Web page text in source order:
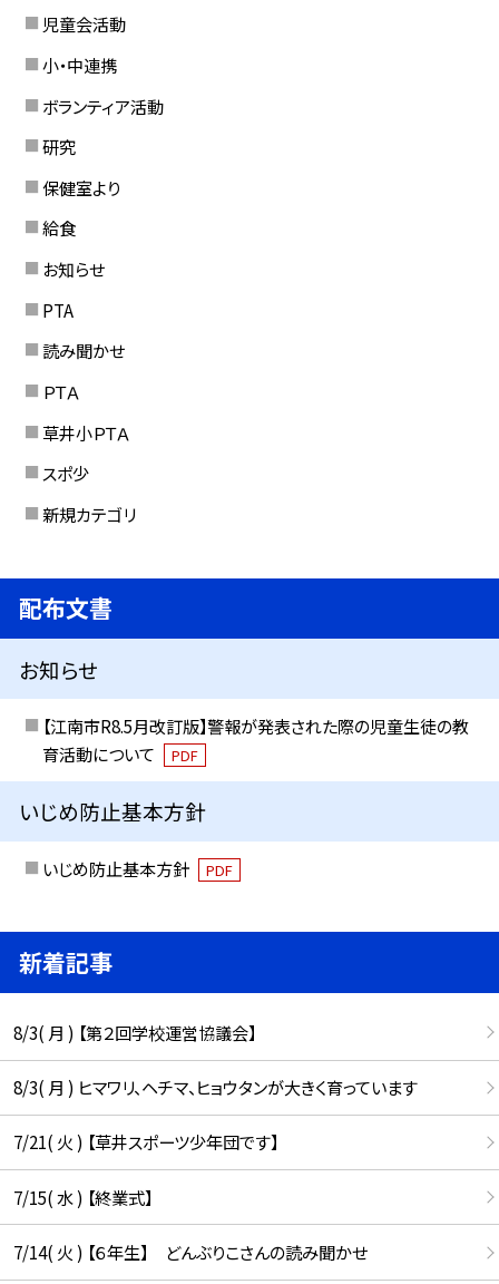
児童会活動
小・中連携
ボランティア活動
研究
保健室より
給食
お知らせ
PTA
読み聞かせ
ＰＴＡ
草井小ＰＴＡ
スポ少
新規カテゴリ
配布文書
お知らせ
【江南市R8.5月改訂版】警報が発表された際の児童生徒の教
育活動について
PDF
いじめ防止基本方針
いじめ防止基本方針 PDF
新着記事
8/3( 月 ) 【第２回学校運営協議会】
8/3( 月 ) ヒマワリ、ヘチマ、ヒョウタンが大きく育っています
7/21( 火 ) 【草井スポーツ少年団です】
7/15( 水 ) 【終業式】
7/14( 火 ) 【６年生】 どんぶりこさんの読み聞かせ